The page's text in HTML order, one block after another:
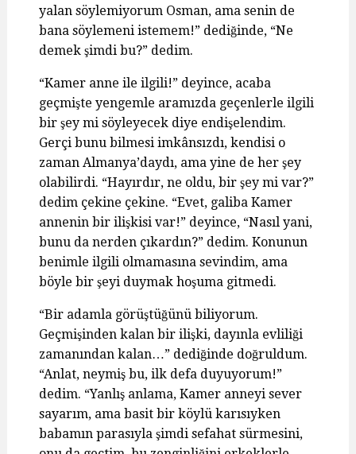
yalan söylemiyorum Osman, ama senin de
bana söylemeni istemem!” dediğinde, “Ne
demek şimdi bu?” dedim.
“Kamer anne ile ilgili!” deyince, acaba
geçmişte yengemle aramızda geçenlerle ilgili
bir şey mi söyleyecek diye endişelendim.
Gerçi bunu bilmesi imkânsızdı, kendisi o
zaman Almanya’daydı, ama yine de her şey
olabilirdi. “Hayırdır, ne oldu, bir şey mi var?”
dedim çekine çekine. “Evet, galiba Kamer
annenin bir ilişkisi var!” deyince, “Nasıl yani,
bunu da nerden çıkardın?” dedim. Konunun
benimle ilgili olmamasına sevindim, ama
böyle bir şeyi duymak hoşuma gitmedi.
“Bir adamla görüştüğünü biliyorum.
Geçmişinden kalan bir ilişki, dayınla evliliği
zamanından kalan…” dediğinde doğruldum.
“Anlat, neymiş bu, ilk defa duyuyorum!”
dedim. “Yanlış anlama, Kamer anneyi sever
sayarım, ama basit bir köylü karısıyken
babamın parasıyla şimdi sefahat sürmesini,